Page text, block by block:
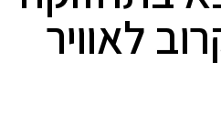
לאוויר